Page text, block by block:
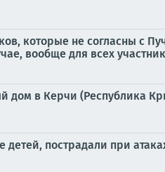
которые не согласны с
вообще для всех
дом в Керчи (Республика
детей, пострадали при